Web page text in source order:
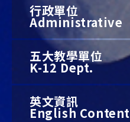
行政單位
Administrative
五大教學單位
K-12 Dept.
英文資訊
English Content